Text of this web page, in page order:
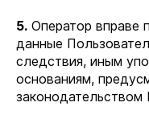
5. Оператор вправе
данные
следствия, иным
основаниям,